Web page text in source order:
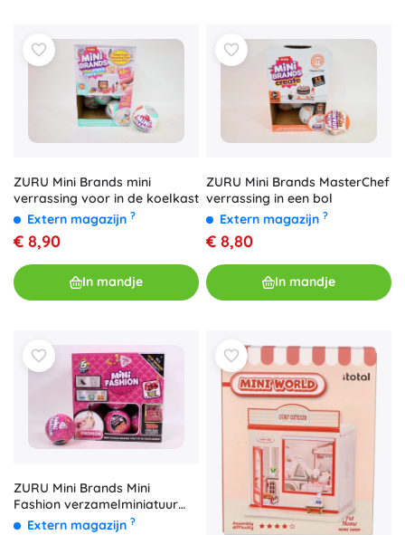
ZURU Mini Brands mini
verrassing voor in de koelkast
Extern magazijn ?
€ 8,90
In mandje
ZURU Mini Brands MasterChef
verrassing in een bol
Extern magazijn ?
€ 8,80
In mandje
ZURU Mini Brands Mini
Fashion verzamelminiatuur
(verrassing)
Extern magazijn ?